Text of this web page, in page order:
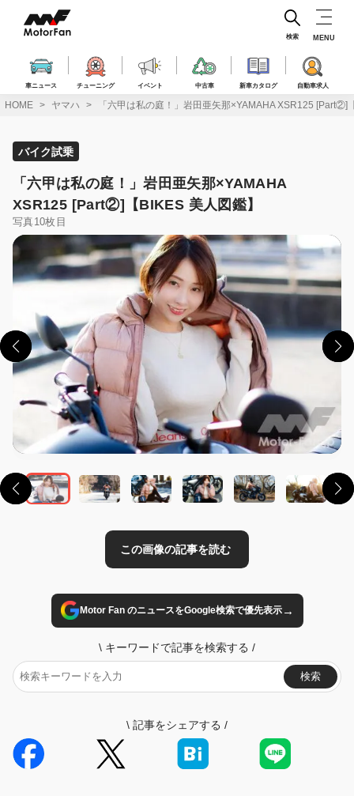
ス
車ニュース チューニング イベント 中古車 新車カタログ 自動車求人
検索 MENU
HOME ヤマハ 「六甲は私の庭！」岩田亜矢那×YAMAHA XSR125 [Part②]
バイク試乗
「六甲は私の庭！」岩田亜矢那×YAMAHA
XSR125 [Part②]【BIKES 美人図鑑】
写真10枚目
Motor Fan のニュースをGoogle検索で優先表示→
\ キーワードで記事を検索する /
検索
\ 記事をシェアする /